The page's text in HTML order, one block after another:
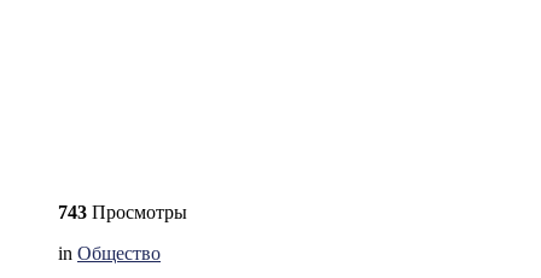
743 Просмотры
in Общество